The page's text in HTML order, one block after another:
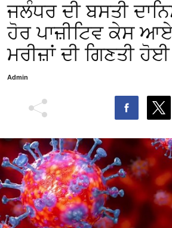
ਜਲੰਧਰ ਦੀ ਬਸਤੀ
ਹੋਰ ਪਾਜ਼ੀਟਿਵ ਕੇਸ
ਮਰੀਜ਼ਾਂ ਦੀ ਗਿਣਤੀ
Admin